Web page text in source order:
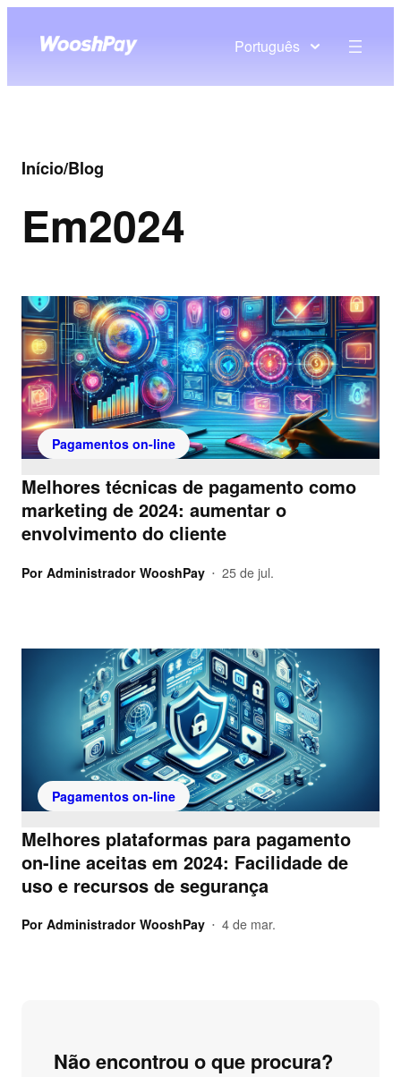
Português
Início/Blog
Em2024
Pagamentos on-line
Melhores técnicas de pagamento como
marketing de 2024: aumentar o
envolvimento do cliente
Por Administrador WooshPay • 25 de jul.
Pagamentos on-line
Melhores plataformas para pagamento
on-line aceitas em 2024: Facilidade de
uso e recursos de segurança
Por Administrador WooshPay • 4 de mar.
Não encontrou o que procura?